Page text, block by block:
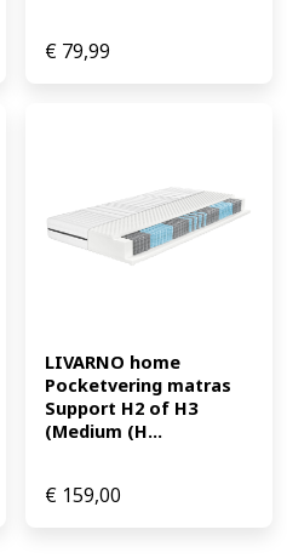
€ 79,99
LIVARNO home
Pocketvering matras
Support H2 of H3
(Medium (H...
€ 159,00